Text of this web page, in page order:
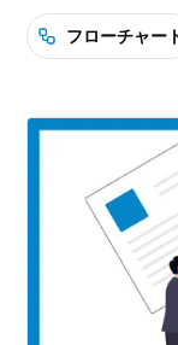
フローチャー